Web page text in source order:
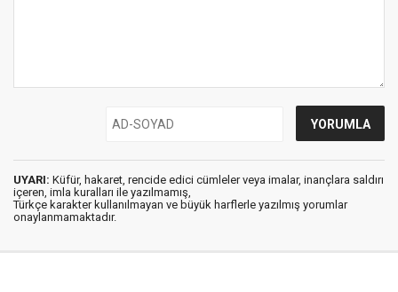
UYARI: Küfür, hakaret, rencide edici cümleler veya imalar, inançlara saldırı
içeren, imla kuralları ile yazılmamış,
Türkçe karakter kullanılmayan ve büyük harflerle yazılmış yorumlar
onaylanmamaktadır.